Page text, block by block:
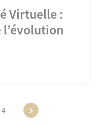
Virtuelle :
4